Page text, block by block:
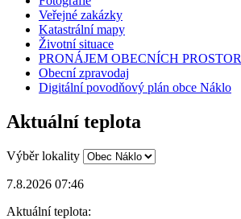
Veřejné zakázky
Katastrální mapy
Životní situace
PRONÁJEM OBECNÍCH PROSTOR
Obecní zpravodaj
Digitální povodňový plán obce Náklo
Aktuální teplota
Výběr lokality
7.8.2026 07:46
Aktuální teplota: